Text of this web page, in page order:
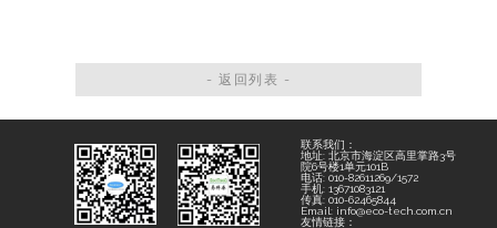
- 返回列表 -
联系我们：
地址: 北京市海淀区高里掌路3号
院6号楼1单元101B
电话: 010-82611269/1572
手机: 13671083121
传真: 010-62465844
Email: info@eco-tech.com.cn
友情链接：